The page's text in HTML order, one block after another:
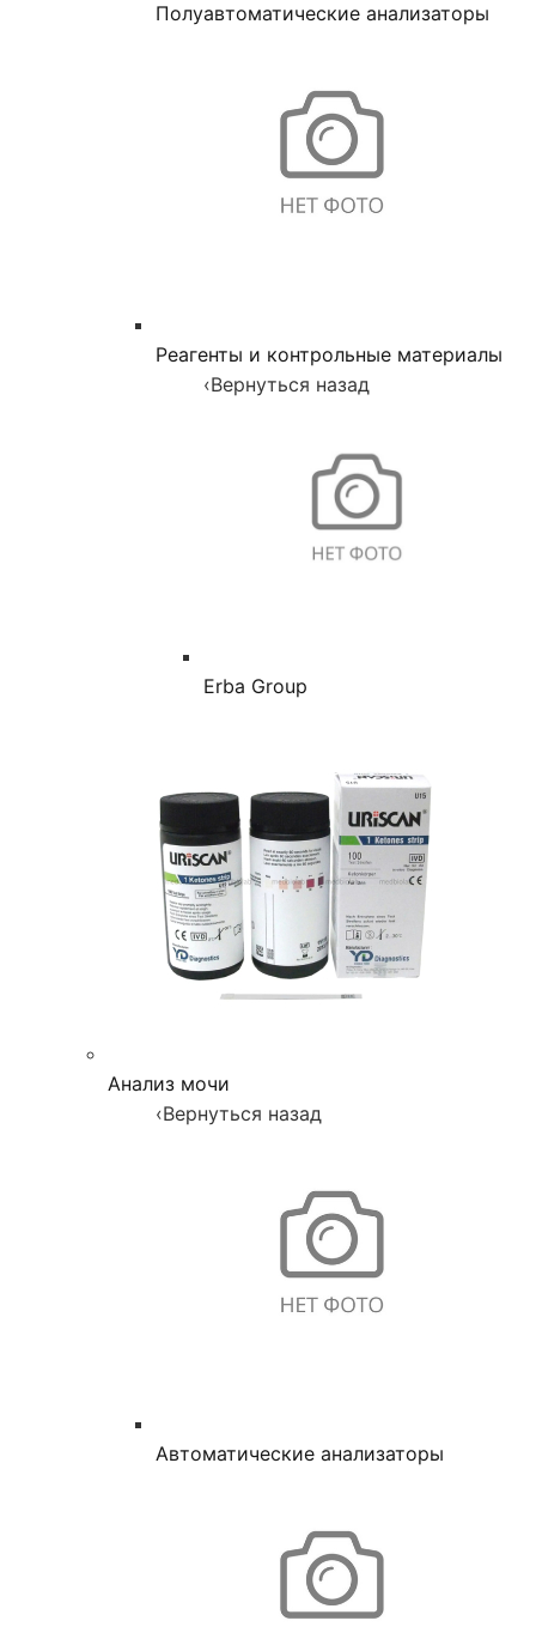
Полуавтоматические анализаторы
Реагенты и контрольные материалы
‹Вернуться назад
Erba Group
Анализ мочи
‹Вернуться назад
Автоматические анализаторы